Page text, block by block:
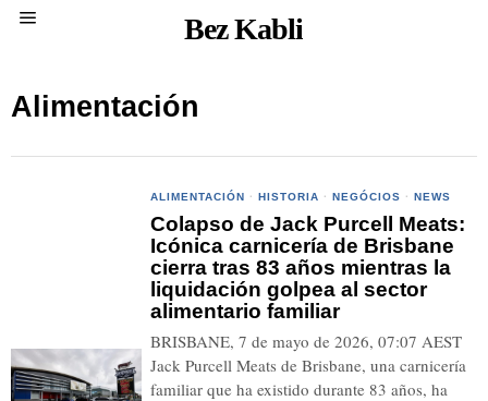
Bez Kabli
Alimentación
ALIMENTACIÓN · HISTORIA · NEGÓCIOS · NEWS
Colapso de Jack Purcell Meats:
Icónica carnicería de Brisbane
cierra tras 83 años mientras la
liquidación golpea al sector
alimentario familiar
BRISBANE, 7 de mayo de 2026, 07:07 AEST
Jack Purcell Meats de Brisbane, una carnicería
familiar que ha existido durante 83 años, ha